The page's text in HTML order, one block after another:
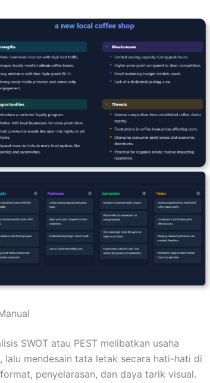
SWOT atau PEST melibatkan usaha
lalu mendesain tata letak secara hati-hati di
penyelarasan, dan daya tarik visual.